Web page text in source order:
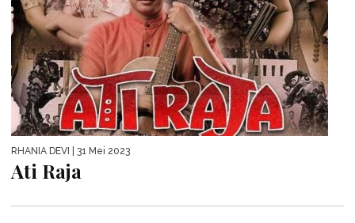
RHANIA DEVI | 31 Mei 2023
Ati Raja